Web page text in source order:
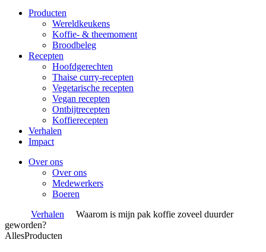
Producten
Wereldkeukens
Koffie- & theemoment
Broodbeleg
Recepten
Hoofdgerechten
Thaise curry-recepten
Vegetarische recepten
Vegan recepten
Ontbijtrecepten
Koffierecepten
Verhalen
Impact
Over ons
Over ons
Medewerkers
Boeren
Verhalen
Waarom is mijn pak koffie zoveel duurder
geworden?
AllesProducten